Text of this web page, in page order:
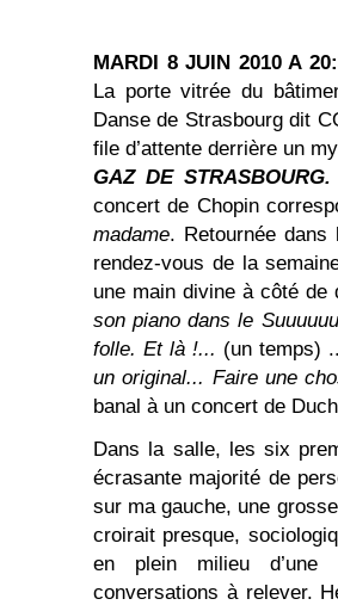
MARDI 8 JUIN 2010 A
La porte vitrée du
Danse de Strasbourg dit
file d’attente derrière un
GAZ DE STRASBOURG.
concert de Chopin
madame. Retournée dans
rendez-vous de la
une main divine à côté
son piano dans le
folle. Et là !... (un temps)
un original... Faire une
banal à un concert de
Dans la salle, les six
écrasante majorité de
sur ma gauche, une
croirait presque,
en plein milieu d’une
conversations à relever.